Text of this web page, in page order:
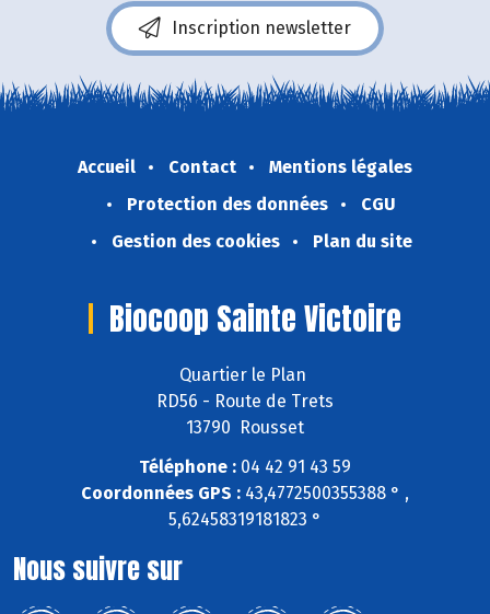
Inscription newsletter
Accueil Contact
Mentions légales
Protection des données
CGU
Gestion des cookies
Plan du site
Biocoop Sainte Victoire
Quartier le Plan
RD56 - Route de Trets
13790 Rousset
Téléphone : 04 42 91 43 59
Coordonnées GPS : 43,4772500355388 ° ,
5,62458319181823 °
Nous suivre sur